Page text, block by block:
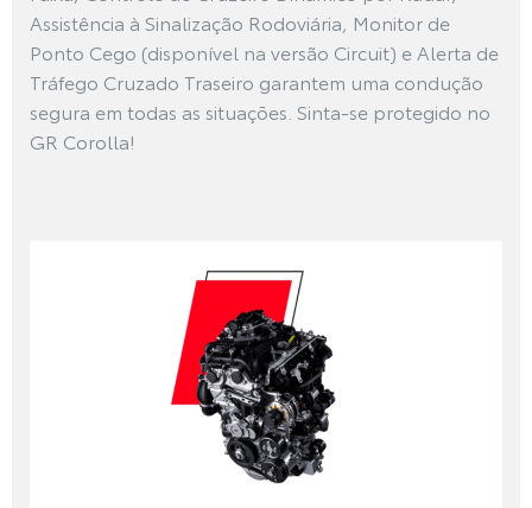
Assistência à Sinalização Rodoviária, Monitor de
Ponto Cego (disponível na versão Circuit) e Alerta de
Tráfego Cruzado Traseiro garantem uma condução
segura em todas as situações. Sinta-se protegido no
GR Corolla!